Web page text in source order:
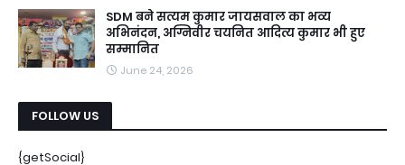
SDM बने सत्यम कुमार जायसवाल का भव्य
अभिनंदन, अग्निवीर चयनित आदित्य कुमार भी हुए
सम्मानित
June 24, 2026
FOLLOW US
{getSocial}